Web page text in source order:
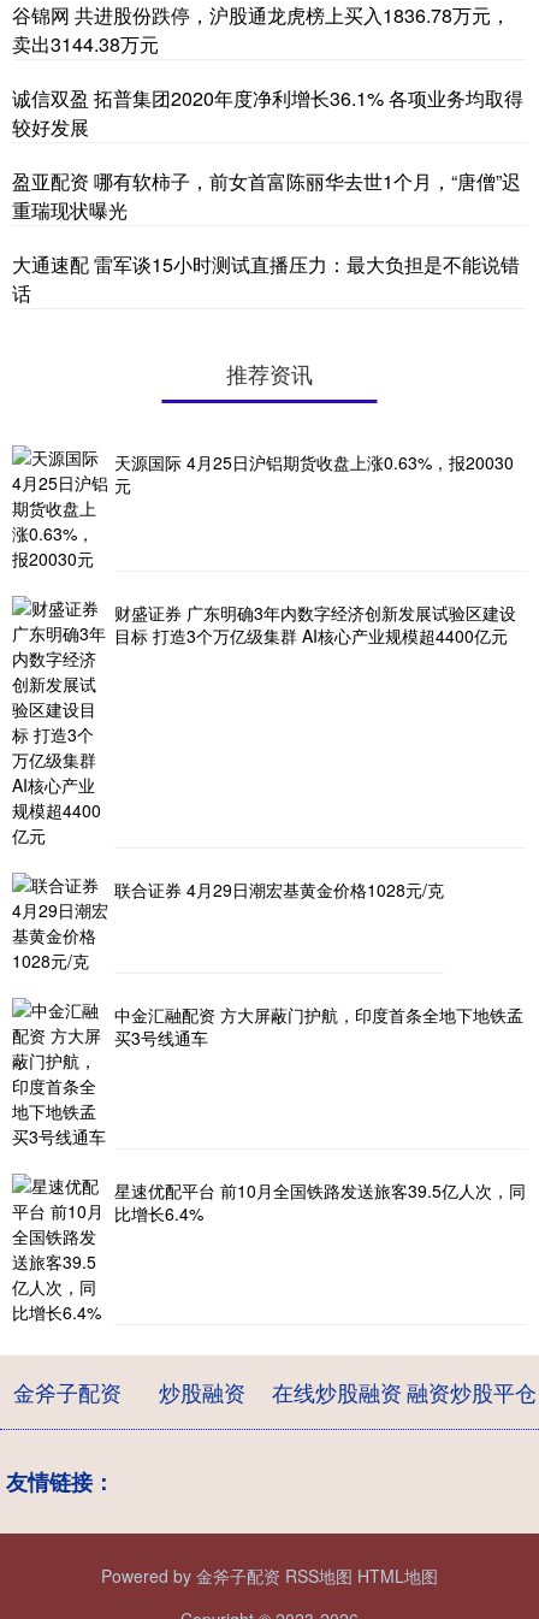
谷锦网 共进股份跌停，沪股通龙虎榜上买入1836.78万元，
卖出3144.38万元
诚信双盈 拓普集团2020年度净利增长36.1% 各项业务均取得
较好发展
盈亚配资 哪有软柿子，前女首富陈丽华去世1个月，“唐僧”迟
重瑞现状曝光
大通速配 雷军谈15小时测试直播压力：最大负担是不能说错
话
推荐资讯
天源国际 4月25日沪铝期货收盘上涨0.63%，报20030
元
财盛证券 广东明确3年内数字经济创新发展试验区建设
目标 打造3个万亿级集群 AI核心产业规模超4400亿元
联合证券 4月29日潮宏基黄金价格1028元/克
中金汇融配资 方大屏蔽门护航，印度首条全地下地铁孟
买3号线通车
星速优配平台 前10月全国铁路发送旅客39.5亿人次，同
比增长6.4%
金斧子配资 炒股融资 在线炒股融资融资炒股平仓
友情链接：
Powered by 金斧子配资 RSS地图 HTML地图